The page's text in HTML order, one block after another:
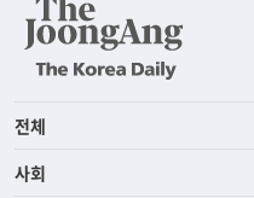
전체
사회